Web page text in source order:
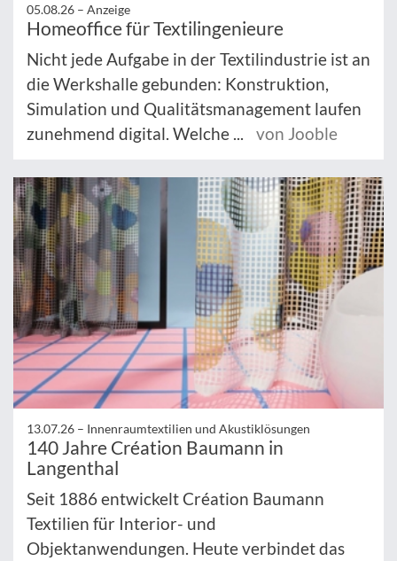
05.08.26 – Anzeige
Homeoffice für Textilingenieure
Nicht jede Aufgabe in der Textilindustrie ist an
die Werkshalle gebunden: Konstruktion,
Simulation und Qualitätsmanagement laufen
zunehmend digital. Welche ...
von Jooble
13.07.26 – Innenraumtextilien und Akustiklösungen
140 Jahre Création Baumann in
Langenthal
Seit 1886 entwickelt Création Baumann
Textilien für Interior- und
Objektanwendungen. Heute verbindet das